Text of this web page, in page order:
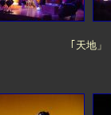
｢天地」